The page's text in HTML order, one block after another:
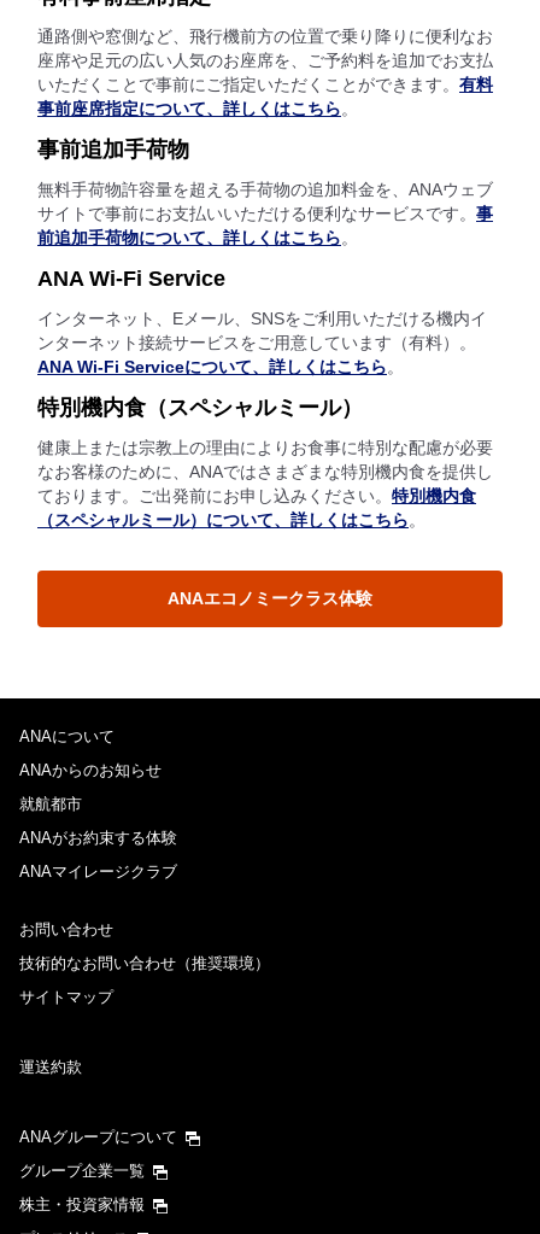
通路側や窓側など、飛行機前方の位置で乗り降りに便利なお
座席や足元の広い人気のお座席を、ご予約料を追加でお支払
いただくことで事前にご指定いただくことができます。 有料
事前座席指定について、詳しくはこちら。
事前追加手荷物
無料手荷物許容量を超える手荷物の追加料金を、ANAウェブ
サイトで事前にお支払いいただける便利なサービスです。 事
前追加手荷物について、詳しくはこちら。
ANA Wi-Fi Service
インターネット、Eメール、SNSをご利用いただける機内イ
ンターネット接続サービスをご用意しています（有料）。
ANA Wi-Fi Serviceについて、詳しくはこちら。
特別機内食（スペシャルミール）
健康上または宗教上の理由によりお食事に特別な配慮が必要
なお客様のために、ANAではさまざまな特別機内食を提供し
ております。ご出発前にお申し込みください。 特別機内食
（スペシャルミール）について、詳しくはこちら。
ANAエコノミークラス体験
ANAについて
ANAからのお知らせ
就航都市
ANAがお約束する体験
ANAマイレージクラブ
お問い合わせ
技術的なお問い合わせ（推奨環境）
サイトマップ
運送約款
ANAグループについて
グループ企業一覧
株主・投資家情報